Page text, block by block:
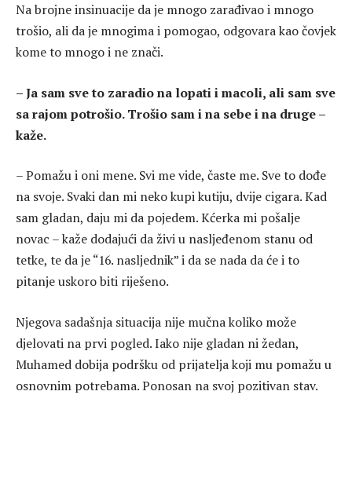
Na brojne insinuacije da je mnogo zarađivao i mnogo
trošio, ali da je mnogima i pomogao, odgovara kao čovjek
kome to mnogo i ne znači.
– Ja sam sve to zaradio na lopati i macoli, ali sam sve
sa rajom potrošio. Trošio sam i na sebe i na druge –
kaže.
– Pomažu i oni mene. Svi me vide, časte me. Sve to dođe
na svoje. Svaki dan mi neko kupi kutiju, dvije cigara. Kad
sam gladan, daju mi da pojedem. Kćerka mi pošalje
novac – kaže dodajući da živi u nasljeđenom stanu od
tetke, te da je “16. nasljednik” i da se nada da će i to
pitanje uskoro biti riješeno.
Njegova sadašnja situacija nije mučna koliko može
djelovati na prvi pogled. Iako nije gladan ni žedan,
Muhamed dobija podršku od prijatelja koji mu pomažu u
osnovnim potrebama. Ponosan na svoj pozitivan stav.